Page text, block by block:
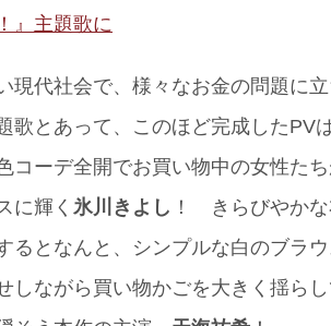
』主題歌に
現代社会で、様々なお金の問題に
歌とあって、このほど完成したPV
コーデ全開でお買い物中の女性た
に輝く 氷川きよし ！ きらびやか
となんと、シンプルな白のブラ
しながら買い物かごを大きく揺ら